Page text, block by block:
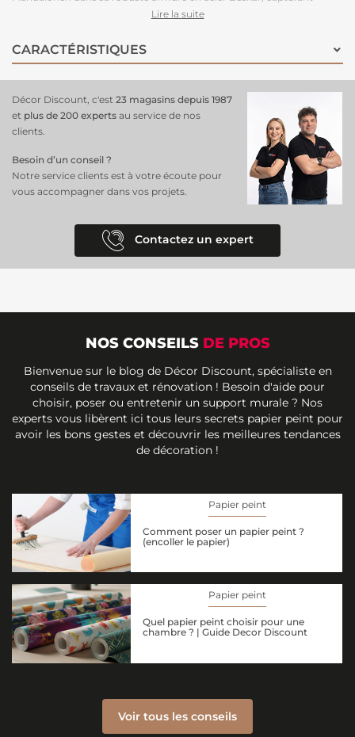
l'attention de tous, qu'ils soient déjà fans ou sur le point de le devenir.
personnage, ce papier peint crée une ambiance à la fois mystérieuse
et captivante.Facile à poser grâce à sa technologie intisséede
où l'aventure et le courage prennent vie, inspirant les jeunes esprits à
rêver grand et à explorer l'univers Star Wars.
Lire la suite
CARACTÉRISTIQUES
Décor Discount, c'est 23 magasins depuis 1987
et plus de 200 experts au service de nos
clients.
Besoin d’un conseil ?
Notre service clients est à votre écoute pour
vous accompagner dans vos projets.
Contactez un expert
NOS CONSEILS DE PROS
Bienvenue sur le blog de Décor Discount, spécialiste en
conseils de travaux et rénovation ! Besoin d'aide pour
choisir, poser ou entretenir un support murale ? Nos
experts vous libèrent ici tous leurs secrets papier peint pour
avoir les bons gestes et découvrir les meilleures tendances
de décoration !
Papier peint
Comment poser un papier peint ?
(encoller le papier)
Papier peint
Quel papier peint choisir pour une
chambre ? | Guide Decor Discount
Voir tous les conseils